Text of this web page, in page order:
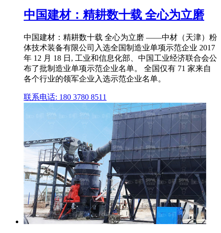
中国建材：精耕数十载 全心为立磨
中国建材：精耕数十载 全心为立磨 ——中材（天津）粉
体技术装备有限公司入选全国制造业单项示范企业 2017
年 12 月 18 日, 工业和信息化部、中国工业经济联合会公
布了批制造业单项示范企业名单。 全国仅有 71 家来自
各个行业的领军企业入选示范企业名单。
联系电话: 180 3780 8511